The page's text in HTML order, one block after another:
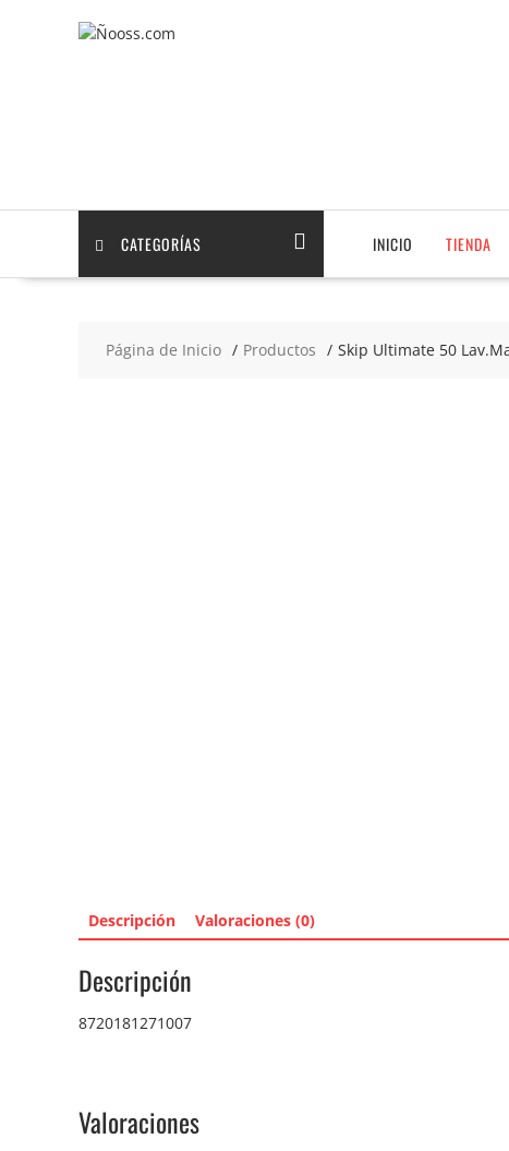
CATEGORÍAS INICIO TIENDA
Página de Inicio Productos Skip Ultimate 50
Descripción Valoraciones (0)
Descripción
8720181271007
Valoraciones